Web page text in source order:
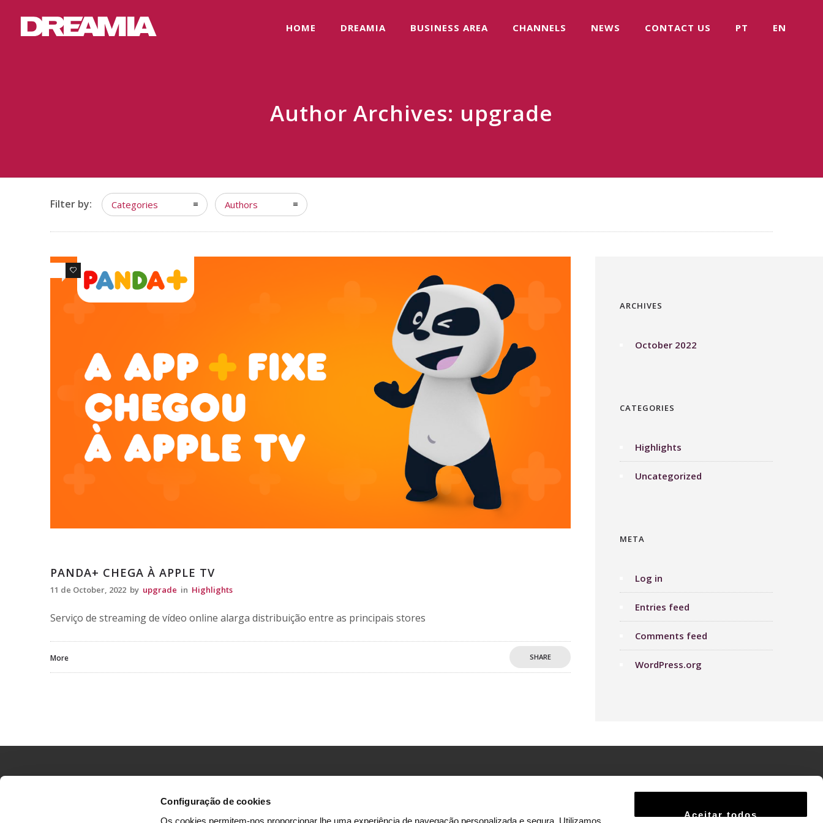
Configuração de cookies
Aceitar todos
HOME DREAMIA BUSINESS AREA CHANNELS NEWS CONTACT US PT EN
Author Archives: upgrade
Filter by: Categories Authors
0
PANDA+ CHEGA À APPLE TV
11 de October, 2022 by upgrade in Highlights
Serviço de streaming de vídeo online alarga distribuição entre as principais stores
More SHARE
ARCHIVES
October 2022
CATEGORIES
Highlights
Uncategorized
META
Log in
Entries feed
Comments feed
WordPress.org
Aviso Legal
Política de Privacidade